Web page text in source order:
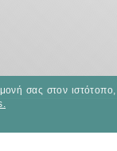
σας στον